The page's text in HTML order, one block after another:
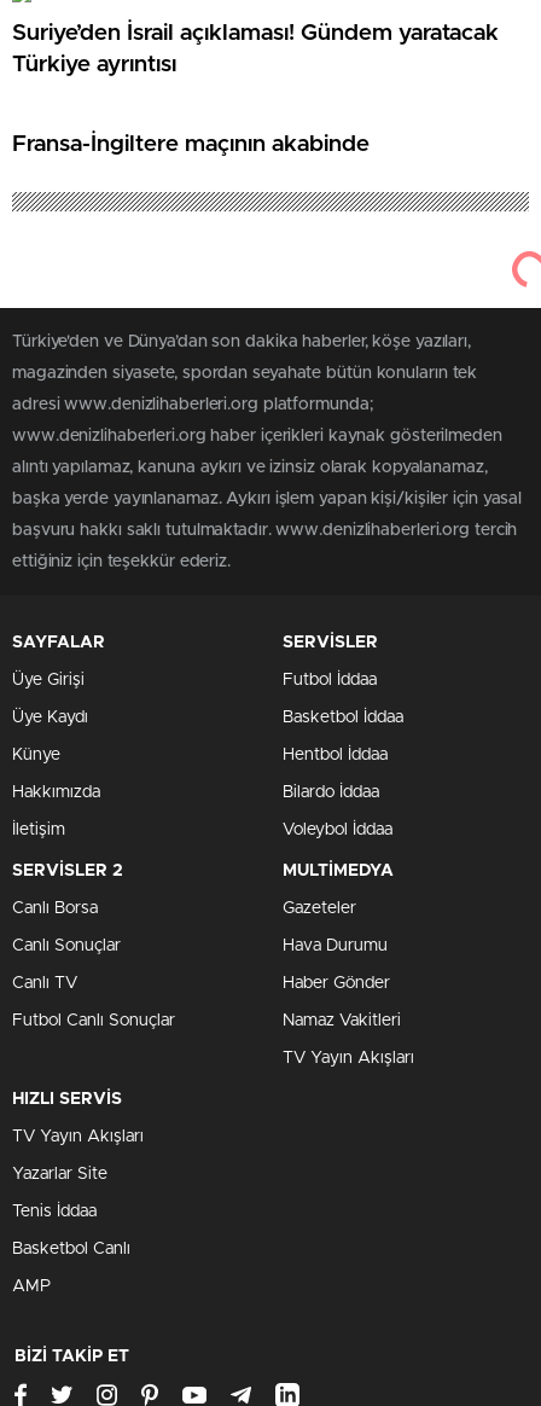
Suriye’den İsrail açıklaması! Gündem yaratacak
Türkiye ayrıntısı
Fransa-İngiltere maçının akabinde
Türkiye'den ve Dünya’dan son dakika haberler, köşe yazıları,
magazinden siyasete, spordan seyahate bütün konuların tek
adresi www.denizlihaberleri.org platformunda;
www.denizlihaberleri.org haber içerikleri kaynak gösterilmeden
alıntı yapılamaz, kanuna aykırı ve izinsiz olarak kopyalanamaz,
başka yerde yayınlanamaz. Aykırı işlem yapan kişi/kişiler için yasal
başvuru hakkı saklı tutulmaktadır. www.denizlihaberleri.org tercih
ettiğiniz için teşekkür ederiz.
SAYFALAR
Üye Girişi
Üye Kaydı
Künye
Hakkımızda
İletişim
SERVİSLER
Futbol İddaa
Basketbol İddaa
Hentbol İddaa
Bilardo İddaa
Voleybol İddaa
SERVİSLER 2
Canlı Borsa
Canlı Sonuçlar
Canlı TV
Futbol Canlı Sonuçlar
MULTİMEDYA
Gazeteler
Hava Durumu
Haber Gönder
Namaz Vakitleri
TV Yayın Akışları
HIZLI SERVİS
TV Yayın Akışları
Yazarlar Site
Tenis İddaa
Basketbol Canlı
AMP
BİZİ TAKİP ET